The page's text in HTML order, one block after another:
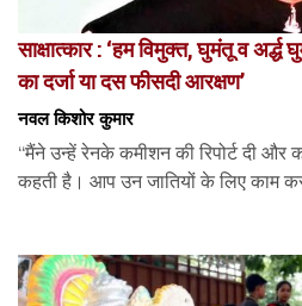
साक्षात्कार : ‘हम विमुक्त, घुमंतू व
का दर्जा या दस फीसदी आरक्षण’
नवल किशोर कुमार
“मैंने उन्हें रेनके कमीशन की रिपोर्ट दी और
कहती है। आप उन जातियों के लिए काम